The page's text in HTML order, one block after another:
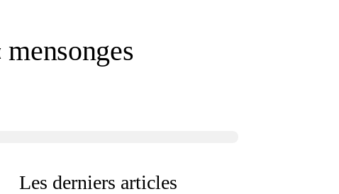
Les derniers articles